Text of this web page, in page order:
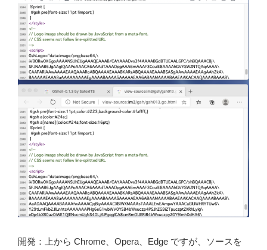
開発：上から Chrome、Opera、Edge ですが、ソースを